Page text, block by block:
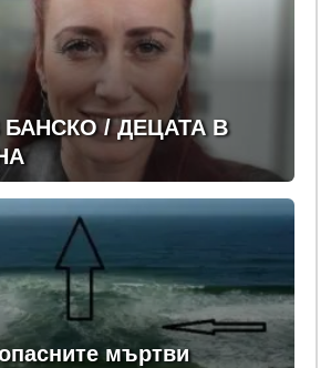
/ ДЕЦАТА В
мъртви